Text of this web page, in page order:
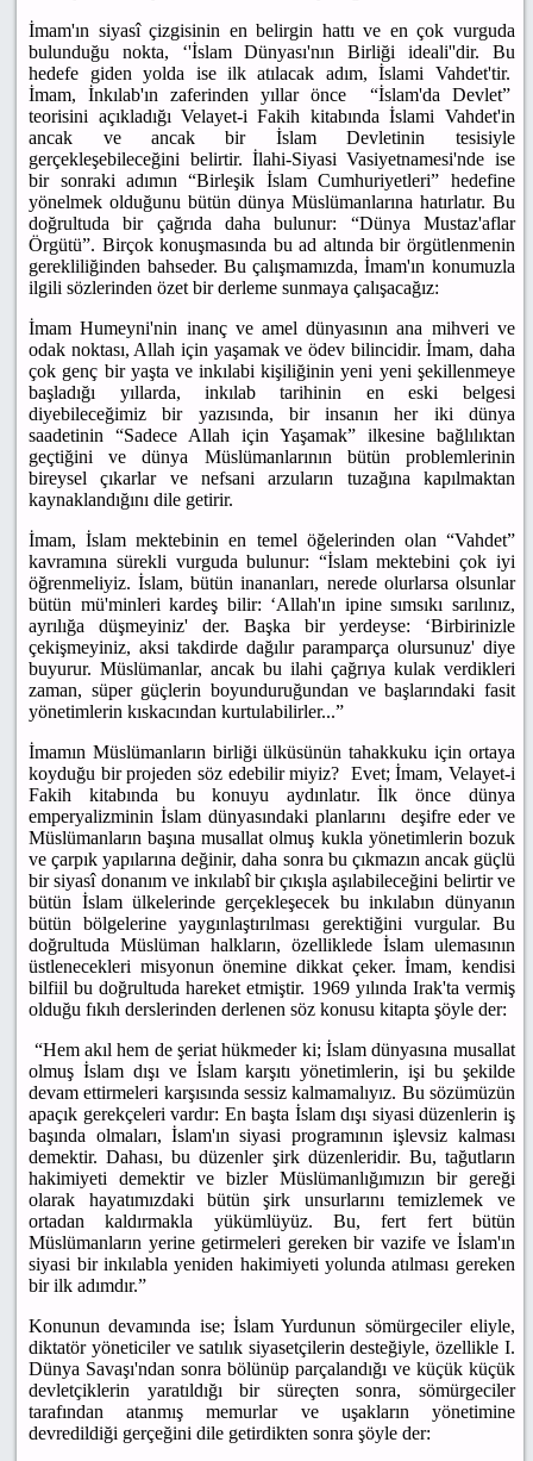
İmam'ın siyasî çizgisinin en belirgin hattı ve en çok vurguda
bulunduğu nokta, ‘'İslam Dünyası'nın Birliği ideali''dir. Bu
hedefe giden yolda ise ilk atılacak adım, İslami Vahdet'tir.
İmam, İnkılab'ın zaferinden yıllar önce “İslam'da Devlet”
teorisini açıkladığı Velayet-i Fakih kitabında İslami Vahdet'in
ancak ve ancak bir İslam Devletinin tesisiyle
gerçekleşebileceğini belirtir. İlahi-Siyasi Vasiyetnamesi'nde ise
bir sonraki adımın “Birleşik İslam Cumhuriyetleri” hedefine
yönelmek olduğunu bütün dünya Müslümanlarına hatırlatır. Bu
doğrultuda bir çağrıda daha bulunur: “Dünya Mustaz'aflar
Örgütü”. Birçok konuşmasında bu ad altında bir örgütlenmenin
gerekliliğinden bahseder. Bu çalışmamızda, İmam'ın konumuzla
ilgili sözlerinden özet bir derleme sunmaya çalışacağız:
İmam Humeyni'nin inanç ve amel dünyasının ana mihveri ve
odak noktası, Allah için yaşamak ve ödev bilincidir. İmam, daha
çok genç bir yaşta ve inkılabi kişiliğinin yeni yeni şekillenmeye
başladığı yıllarda, inkılab tarihinin en eski belgesi
diyebileceğimiz bir yazısında, bir insanın her iki dünya
saadetinin “Sadece Allah için Yaşamak” ilkesine bağlılıktan
geçtiğini ve dünya Müslümanlarının bütün problemlerinin
bireysel çıkarlar ve nefsani arzuların tuzağına kapılmaktan
kaynaklandığını dile getirir.
İmam, İslam mektebinin en temel öğelerinden olan “Vahdet”
kavramına sürekli vurguda bulunur: “İslam mektebini çok iyi
öğrenmeliyiz. İslam, bütün inananları, nerede olurlarsa olsunlar
bütün mü'minleri kardeş bilir: ‘Allah'ın ipine sımsıkı sarılınız,
ayrılığa düşmeyiniz' der. Başka bir yerdeyse: ‘Birbirinizle
çekişmeyiniz, aksi takdirde dağılır paramparça olursunuz' diye
buyurur. Müslümanlar, ancak bu ilahi çağrıya kulak verdikleri
zaman, süper güçlerin boyunduruğundan ve başlarındaki fasit
yönetimlerin kıskacından kurtulabilirler...”
İmamın Müslümanların birliği ülküsünün tahakkuku için ortaya
koyduğu bir projeden söz edebilir miyiz? Evet; İmam, Velayet-i
Fakih kitabında bu konuyu aydınlatır. İlk önce dünya
emperyalizminin İslam dünyasındaki planlarını deşifre eder ve
Müslümanların başına musallat olmuş kukla yönetimlerin bozuk
ve çarpık yapılarına değinir, daha sonra bu çıkmazın ancak güçlü
bir siyasî donanım ve inkılabî bir çıkışla aşılabileceğini belirtir ve
bütün İslam ülkelerinde gerçekleşecek bu inkılabın dünyanın
bütün bölgelerine yaygınlaştırılması gerektiğini vurgular. Bu
doğrultuda Müslüman halkların, özelliklede İslam ulemasının
üstlenecekleri misyonun önemine dikkat çeker. İmam, kendisi
bilfiil bu doğrultuda hareket etmiştir. 1969 yılında Irak'ta vermiş
olduğu fıkıh derslerinden derlenen söz konusu kitapta şöyle der:
“Hem akıl hem de şeriat hükmeder ki; İslam dünyasına musallat
olmuş İslam dışı ve İslam karşıtı yönetimlerin, işi bu şekilde
devam ettirmeleri karşısında sessiz kalmamalıyız. Bu sözümüzün
apaçık gerekçeleri vardır: En başta İslam dışı siyasi düzenlerin iş
başında olmaları, İslam'ın siyasi programının işlevsiz kalması
demektir. Dahası, bu düzenler şirk düzenleridir. Bu, tağutların
hakimiyeti demektir ve bizler Müslümanlığımızın bir gereği
olarak hayatımızdaki bütün şirk unsurlarını temizlemek ve
ortadan kaldırmakla yükümlüyüz. Bu, fert fert bütün
Müslümanların yerine getirmeleri gereken bir vazife ve İslam'ın
siyasi bir inkılabla yeniden hakimiyeti yolunda atılması gereken
bir ilk adımdır.”
Konunun devamında ise; İslam Yurdunun sömürgeciler eliyle,
diktatör yöneticiler ve satılık siyasetçilerin desteğiyle, özellikle I.
Dünya Savaşı'ndan sonra bölünüp parçalandığı ve küçük küçük
devletçiklerin yaratıldığı bir süreçten sonra, sömürgeciler
tarafından atanmış memurlar ve uşakların yönetimine
devredildiği gerçeğini dile getirdikten sonra şöyle der: